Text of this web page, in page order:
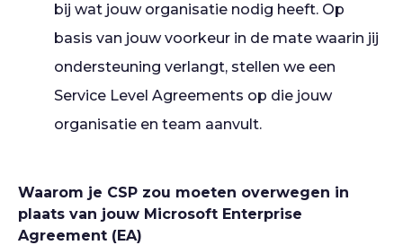
bij wat jouw organisatie nodig heeft. Op
basis van jouw voorkeur in de mate waarin jij
ondersteuning verlangt, stellen we een
Service Level Agreements op die jouw
organisatie en team aanvult.
Waarom je CSP zou moeten overwegen in
plaats van jouw Microsoft Enterprise
Agreement (EA)